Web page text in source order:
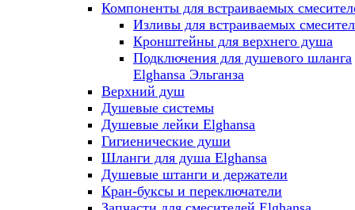
Компоненты для встраиваемых
Изливы для встраиваемых
Кронштейны для верхнего душа
Подключения для душевого шланга
Elghansa Эльганза
Верхний душ
Душевые системы
Душевые лейки Elghansa
Гигиенические души
Шланги для душа Elghansa
Душевые штанги и держатели
Кран-буксы и переключатели